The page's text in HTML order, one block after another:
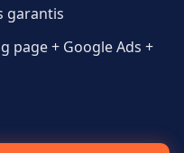
garantis
page + Google Ads +